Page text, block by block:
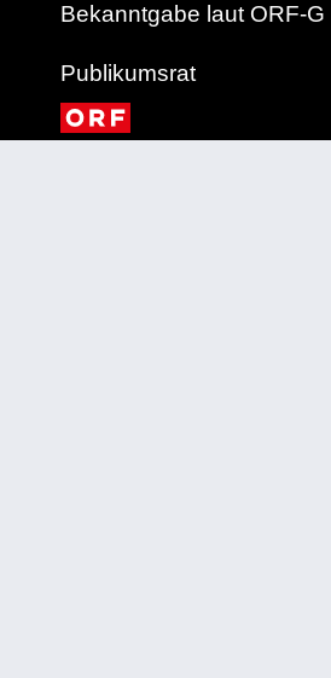
Bekanntgabe laut ORF-G
Publikumsrat